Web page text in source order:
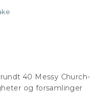
40 Messy Church-
og forsamlinger